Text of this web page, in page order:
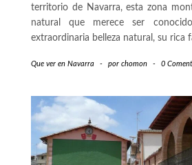
territorio de Navarra, esta zona
natural que merece ser
extraordinaria belleza natural, su rica
Que ver en Navarra - por chomon - 0